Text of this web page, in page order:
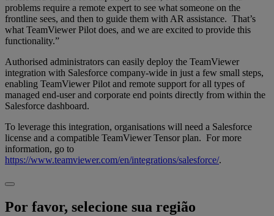
problems require a remote expert to see what someone on the
frontline sees, and then to guide them with AR assistance. That’s
what TeamViewer Pilot does, and we are excited to provide this
functionality.”
Authorised administrators can easily deploy the TeamViewer
integration with Salesforce company-wide in just a few small steps,
enabling TeamViewer Pilot and remote support for all types of
managed end-user and corporate end points directly from within the
Salesforce dashboard.
To leverage this integration, organisations will need a Salesforce
license and a compatible TeamViewer Tensor plan. For more
information, go to
https://www.teamviewer.com/en/integrations/salesforce/.
Por favor, selecione sua região